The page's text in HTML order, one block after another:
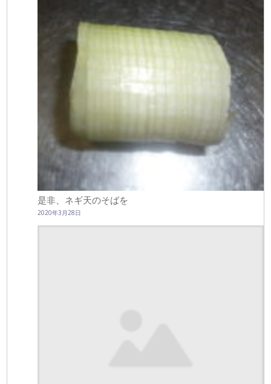
是非、ネギ天のそばを
2020年3月28日